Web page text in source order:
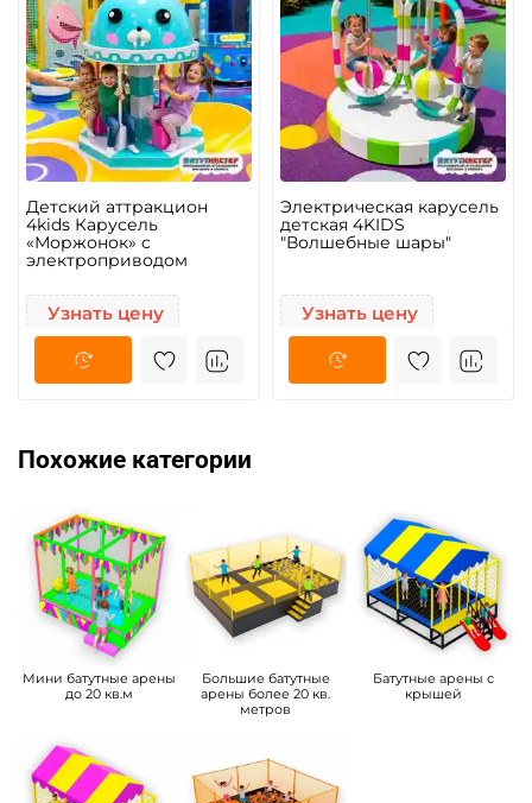
Детский аттракцион
4kids Карусель
«Моржонок» c
электроприводом
Узнать цену
Электрическая карусель
детская 4KIDS
"Волшебные шары"
Узнать цену
Похожие категории
Мини батутные арены
до 20 кв.м
Большие батутные
арены более 20 кв.
метров
Батутные арены с
крышей